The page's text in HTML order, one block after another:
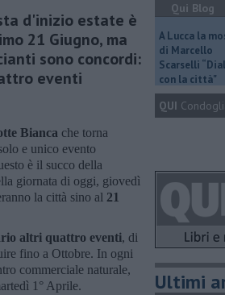
d'inizio estate è
21 Giugno, ma
sono concordi:
eventi
Bianca che torna
e unico evento
è il succo della
giornata di oggi, giovedì
la città sino al 21
altri quattro eventi, di
fino a Ottobre. In ogni
commerciale naturale,
1° Aprile.
Qui Blog
A Lucca la
di Marcello
Scarselli
con la città"
QUI
Ultimi